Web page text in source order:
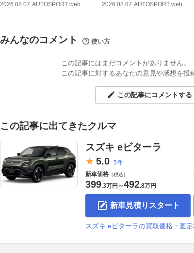
2026.08.07 AUTOSPORT web 2026.08.07 AUTOSPORT web
みんなのコメント 使い方
この記事にはまだコメントがありません。
この記事に対するあなたの意見や感想を投
この記事にコメントする
この記事に出てきたクルマ
スズキ eビターラ
5.0 5件
新車価格 （税込）
399.3万円 ～492.8万円
新車見積りスタート
スズキ eビターラの買取価格・査